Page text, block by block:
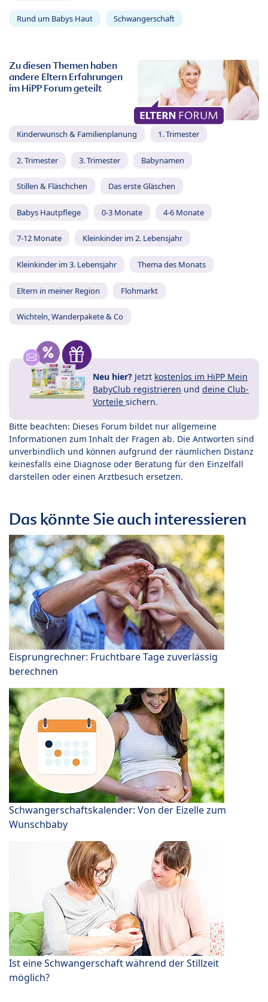
Rund um Babys Haut Schwangerschaft
Zu diesen Themen haben
andere Eltern Erfahrungen
im HiPP Forum geteilt
Kinderwunsch & Familienplanung 1. Trimester
2. Trimester 3. Trimester Babynamen
Stillen & Fläschchen Das erste Gläschen
Babys Hautpflege 0-3 Monate 4-6 Monate
7-12 Monate Kleinkinder im 2. Lebensjahr
Kleinkinder im 3. Lebensjahr Thema des Monats
Eltern in meiner Region Flohmarkt
Wichteln, Wanderpakete & Co
Neu hier? Jetzt kostenlos im HiPP Mein
BabyClub registrieren und deine Club-
Vorteile sichern.
Bitte beachten: Dieses Forum bildet nur allgemeine
Informationen zum Inhalt der Fragen ab. Die Antworten sind
unverbindlich und können aufgrund der räumlichen Distanz
keinesfalls eine Diagnose oder Beratung für den Einzelfall
darstellen oder einen Arztbesuch ersetzen.
Das könnte Sie auch interessieren
Eisprungrechner: Fruchtbare Tage zuverlässig
berechnen
Schwangerschaftskalender: Von der Eizelle zum
Wunschbaby
Ist eine Schwangerschaft während der Stillzeit
möglich?